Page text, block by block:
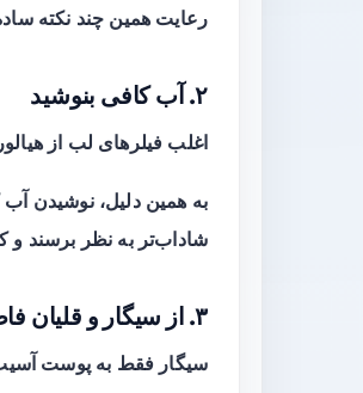
رعایت همین چند نکته
۲. آب کافی بنوشید
اغلب فیلرهای لب از
به همین دلیل، نوشیدن
شاداب‌تر به نظر برسند و
۳. از سیگار و قلیان فاصله بگیرید
سیگار فقط به پوست